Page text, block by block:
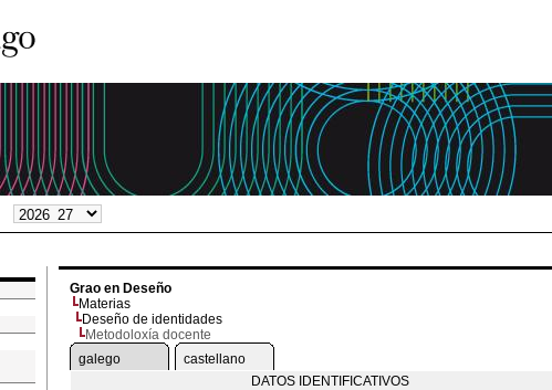
Grao en Deseño
Materias
Deseño de identidades
Metodoloxía docente
galego
castellano
DATOS IDENTIFICATIVOS